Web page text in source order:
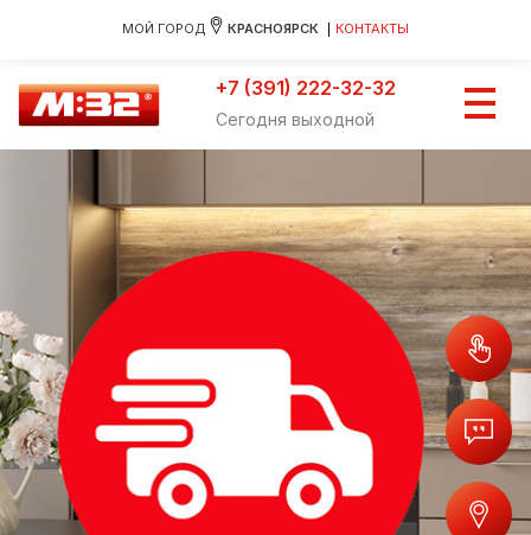
МОЙ ГОРОД КРАСНОЯРСК КОНТАКТЫ
+7 (391) 222-32-32
Сегодня выходной